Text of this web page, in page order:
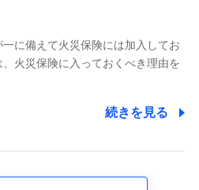
問合せ内容の正確な把握のため
実施するため
に備えて火災保険には加入してお
火災保険に入っておくべき理由を
続きを見る